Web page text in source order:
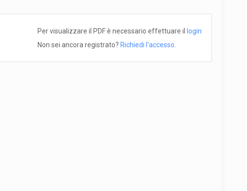
Per visualizzare il PDF è necessario effettuare il
login
Non sei ancora registrato? Richiedi l'accesso